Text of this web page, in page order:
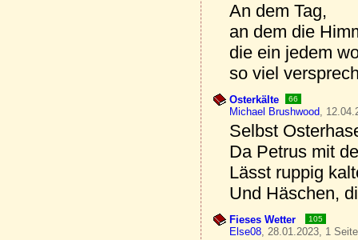
An dem Tag,
an dem die
die ein jedem
so viel
Osterkälte 66
Michael Brushwood,
Selbst
Da Petrus mit
Lässt ruppig
Und Häschen,
Fieses Wetter 105
Else08, 28.01.2023, 1